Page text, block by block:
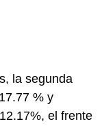
la segunda
% y
el frente